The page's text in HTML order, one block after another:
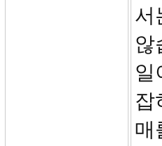
서
않
일
잡
매